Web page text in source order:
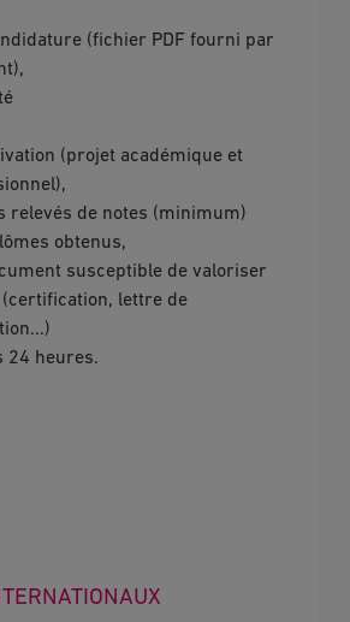
(fichier PDF fourni par
(projet académique et
relevés de notes (minimum)
obtenus,
susceptible de valoriser
lettre de
24 heures.